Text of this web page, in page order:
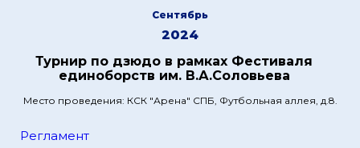
Сентябрь
2024
Турнир по дзюдо в рамках Фестиваля
единоборств им. В.А.Соловьева
Место проведения: КСК "Арена" СПБ, Футбольная аллея, д.8.
Регламент